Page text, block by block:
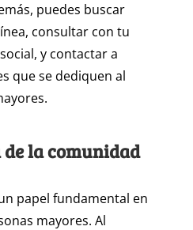
puedes buscar
consultar con tu
y contactar a
que se dediquen al
la comunidad
papel fundamental en
mayores. Al